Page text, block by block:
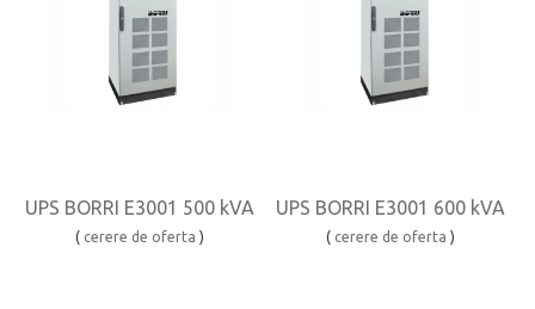
UPS BORRI E3001 500 kVA
( cerere de oferta )
UPS BORRI E3001 600 kVA
( cerere de oferta )